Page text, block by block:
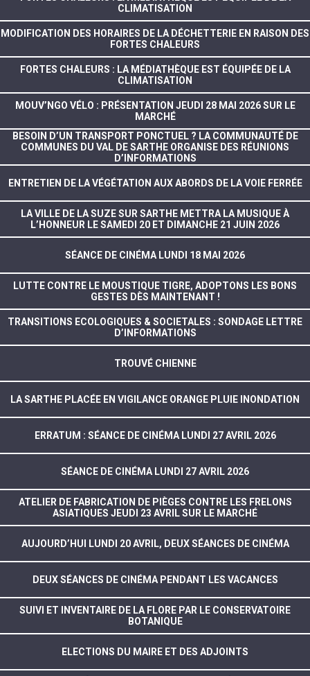
CLIMATISATION
MODIFICATION DES HORAIRES DE LA DÉCHETTERIE EN RAISON DES
FORTES CHALEURS
FORTES CHALEURS : LA MÉDIATHÈQUE EST ÉQUIPÉE DE LA
CLIMATISATION
MOUV’NGO VÉLO : PRÉSENTATION JEUDI 28 MAI 2026 SUR LE
MARCHÉ
BESOIN D’UN TRANSPORT PONCTUEL ? LA COMMUNAUTÉ DE
COMMUNES DU VAL DE SARTHE ORGANISE DES RÉUNIONS
D’INFORMATIONS
ENTRETIEN DE LA VÉGÉTATION AUX ABORDS DE LA VOIE FERRÉE
LA VILLE DE LA SUZE SUR SARTHE METTRA LA MUSIQUE À
L’HONNEUR LE SAMEDI 20 ET DIMANCHE 21 JUIN 2026
SÉANCE DE CINÉMA LUNDI 18 MAI 2026
LUTTE CONTRE LE MOUSTIQUE TIGRE, ADOPTONS LES BONS
GESTES DÈS MAINTENANT !
TRANSITIONS ECOLOGIQUES & SOCIETALES : SONDAGE LETTRE
D’INFORMATIONS
TROUVÉ CHIENNE
LA SARTHE PLACÉE EN VIGILANCE ORANGE PLUIE INONDATION
ERRATUM : SÉANCE DE CINÉMA LUNDI 27 AVRIL 2026
SÉANCE DE CINÉMA LUNDI 27 AVRIL 2026
ATELIER DE FABRICATION DE PIÈGES CONTRE LES FRELONS
ASIATIQUES JEUDI 23 AVRIL SUR LE MARCHÉ
AUJOURD’HUI LUNDI 20 AVRIL, DEUX SÉANCES DE CINÉMA
DEUX SÉANCES DE CINÉMA PENDANT LES VACANCES
SUIVI ET INVENTAIRE DE LA FLORE PAR LE CONSERVATOIRE
BOTANIQUE
ELECTIONS DU MAIRE ET DES ADJOINTS